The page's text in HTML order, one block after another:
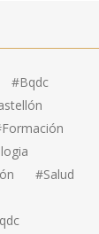
#bqdc
#salud